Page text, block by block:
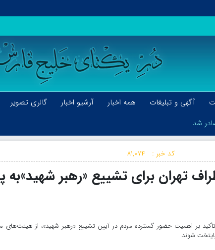
آگهی و تبلیغات همه اخبار آرشیو اخبار گالری تصویر
شد
شد
کد خبر : ۸۱,۰۷۴
تهران برای تشییع «رهبر شهید»به
بر اهمیت حضور گسترده مردم در آیین تشییع «رهبر شهید»، از هیئت‌های
شوند.